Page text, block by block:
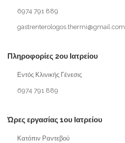
6974 791 889
gastrenterologos.thermi@gmail.com
Πληροφορίες 2ου Ιατρείου
Εντός Κλινικής Γένεσις
6974 791 889
Ώρες εργασίας 1ου Ιατρείου
Κατόπιν Ραντεβού